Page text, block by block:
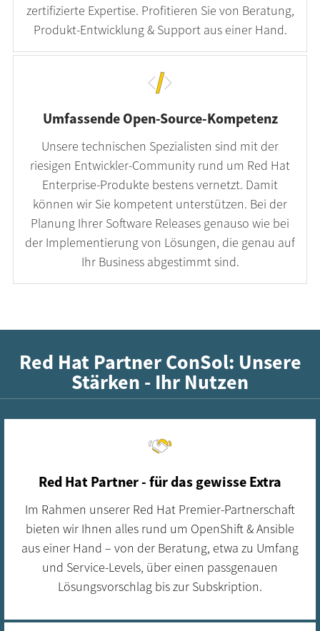
zertifizierte Expertise. Profitieren Sie von Beratung,
Produkt-Entwicklung & Support aus einer Hand.
Umfassende Open-Source-Kompetenz
Unsere technischen Spezialisten sind mit der
riesigen Entwickler-Community rund um Red Hat
Enterprise-Produkte bestens vernetzt. Damit
können wir Sie kompetent unterstützen. Bei der
Planung Ihrer Software Releases genauso wie bei
der Implementierung von Lösungen, die genau auf
Ihr Business abgestimmt sind.
Red Hat Partner ConSol: Unsere
Stärken - Ihr Nutzen
Red Hat Partner - für das gewisse Extra
Im Rahmen unserer Red Hat Premier-Partnerschaft
bieten wir Ihnen alles rund um OpenShift & Ansible
aus einer Hand – von der Beratung, etwa zu Umfang
und Service-Levels, über einen passgenauen
Lösungsvorschlag bis zur Subskription.